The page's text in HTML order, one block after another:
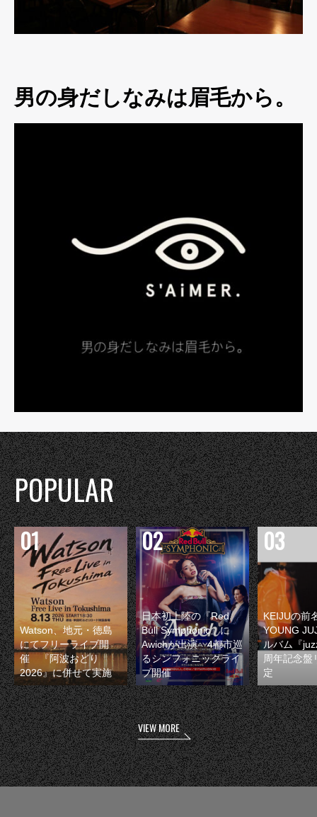
男の身だしなみは眉毛から。
POPULAR
Watson、地元・徳島
にてフリーライブ開
催 『阿波おどり
2026』に併せて実施
日本初上陸の『Red
Bull Symphonic』に
Awichが出演 4都市巡
るシンフォニックライ
ブ開催
KEIJUの前
YOUNG
ルバム『
周年記念盤
定
VIEW MORE